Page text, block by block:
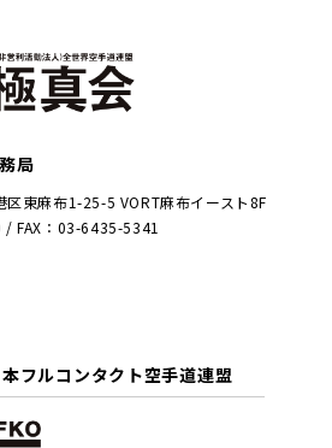
局
東麻布1-25-5 VORT麻布イースト8F
FAX：03-6435-5341
フルコンタクト空手道連盟